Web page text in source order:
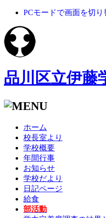
PCモードで画面を切り
品川区立伊藤
ホーム
校長室より
学校概要
年間行事
お知らせ
学校だより
日記ページ
給食
部活動